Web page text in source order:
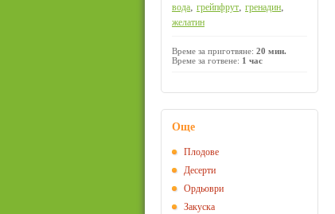
вода, грейпфрут, гренадин,
желатин
Време за приготвяне: 20 мин.
Време за готвене: 1 час
Още
Плодове
Десерти
Ордьоври
Закуска